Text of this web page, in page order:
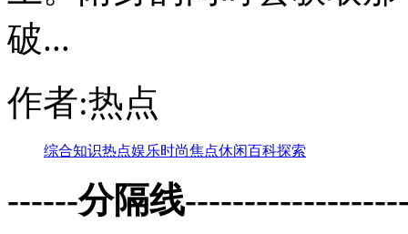
破...
作者:热点
综合知识热点娱乐时尚焦点休闲百科探索
------分隔线